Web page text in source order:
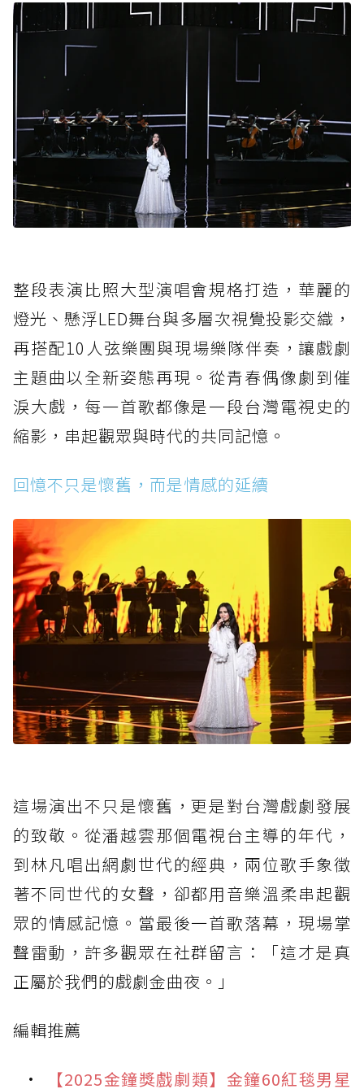
整段表演比照大型演唱會規格打造，華麗的
燈光、懸浮LED舞台與多層次視覺投影交織，
再搭配10人弦樂團與現場樂隊伴奏，讓戲劇
主題曲以全新姿態再現。從青春偶像劇到催
淚大戲，每一首歌都像是一段台灣電視史的
縮影，串起觀眾與時代的共同記憶。
回憶不只是懷舊，而是情感的延續
這場演出不只是懷舊，更是對台灣戲劇發展
的致敬。從潘越雲那個電視台主導的年代，
到林凡唱出網劇世代的經典，兩位歌手象徵
著不同世代的女聲，卻都用音樂溫柔串起觀
眾的情感記憶。當最後一首歌落幕，現場掌
聲雷動，許多觀眾在社群留言：「這才是真
正屬於我們的戲劇金曲夜。」
編輯推薦
【2025金鐘獎戲劇類】金鐘60紅毯男星